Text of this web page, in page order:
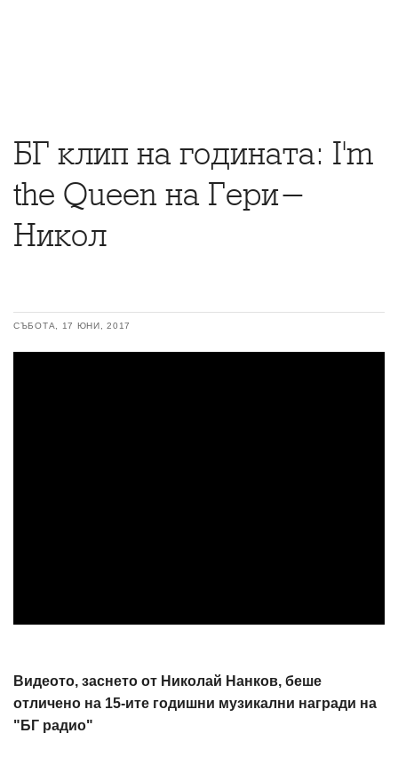
БГ клип на годината: I'm
the Queen на Гери-
Никол
СЪБОТА, 17 ЮНИ, 2017
Видеото, заснето от Николай Нанков, беше
отличено на 15-ите годишни музикални награди на
"БГ радио"